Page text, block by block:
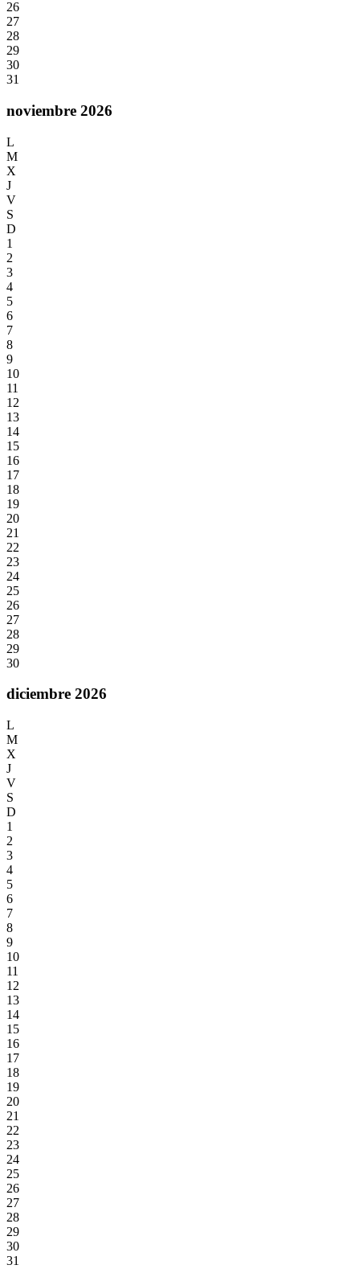
26
27
28
29
30
31
noviembre 2026
L
M
X
J
V
S
D
1
2
3
4
5
6
7
8
9
10
11
12
13
14
15
16
17
18
19
20
21
22
23
24
25
26
27
28
29
30
diciembre 2026
L
M
X
J
V
S
D
1
2
3
4
5
6
7
8
9
10
11
12
13
14
15
16
17
18
19
20
21
22
23
24
25
26
27
28
29
30
31